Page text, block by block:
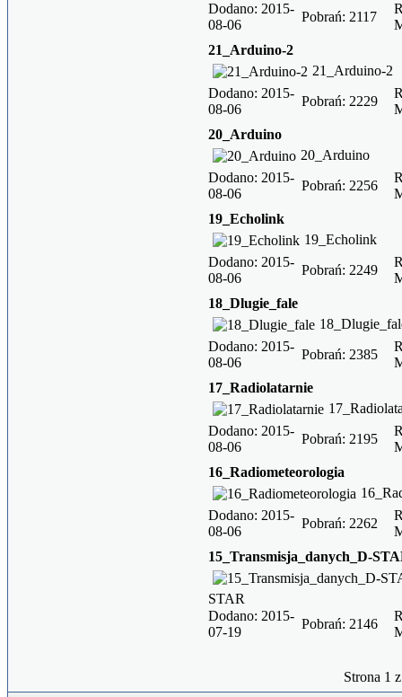
Dodano: 2015-
08-06
Pobrań: 2117
21_Arduino-2
21_Arduino-2
Dodano: 2015-
08-06
Pobrań: 2229
20_Arduino
20_Arduino
Dodano: 2015-
08-06
Pobrań: 2256
19_Echolink
19_Echolink
Dodano: 2015-
08-06
Pobrań: 2249
18_Dlugie_fale
Dodano: 2015-
08-06
Pobrań: 2385
17_Radiolatarnie
Dodano: 2015-
08-06
Pobrań: 2195
16_Radiometeorologia
Dodano: 2015-
08-06
Pobrań: 2262
15_Transmisja_danych_D-
STAR
Dodano: 2015-
07-19
Pobrań: 2146
Strona 1